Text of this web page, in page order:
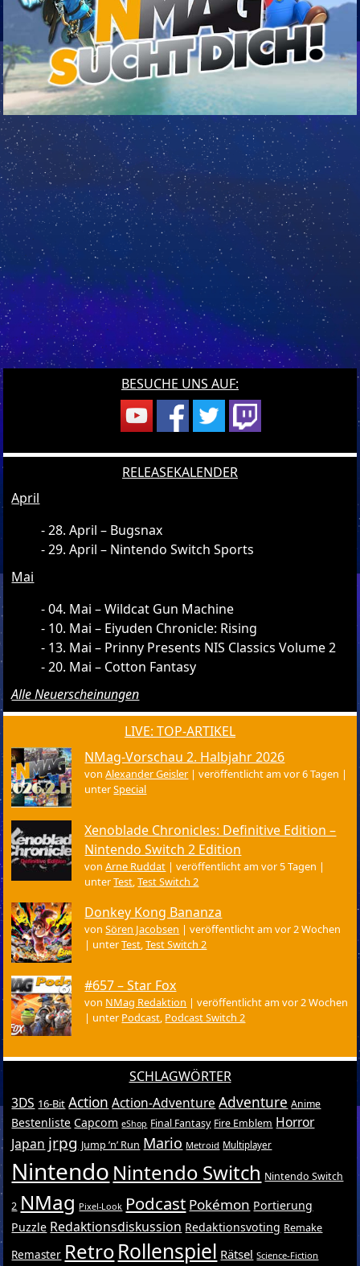
BESUCHE UNS AUF:
RELEASEKALENDER
April
28. April – Bugsnax
29. April – Nintendo Switch Sports
Mai
04. Mai – Wildcat Gun Machine
10. Mai – Eiyuden Chronicle: Rising
13. Mai – Prinny Presents NIS Classics Volume 2
20. Mai – Cotton Fantasy
Alle Neuerscheinungen
LIVE: TOP-ARTIKEL
NMag-Vorschau 2. Halbjahr 2026
vonAlexander Geisler |veröffentlicht am vor 6 Tagen |
unterSpecial
Xenoblade Chronicles: Definitive Edition –
Nintendo Switch 2 Edition
vonArne Ruddat |veröffentlicht am vor 5 Tagen |
unterTest,Test Switch 2
Donkey Kong Bananza
vonSören Jacobsen |veröffentlicht am vor 2 Wochen
| unterTest,Test Switch 2
#657 – Star Fox
von NMag Redaktion |veröffentlicht am vor 2 Wochen
| unter Podcast, Podcast Switch 2
SCHLAGWÖRTER
3DS 16-Bit Action Action-Adventure Adventure Anime
Bestenliste Capcom eShop Final Fantasy Fire Emblem Horror
Japan jrpg Jump ’n’ Run Mario Metroid Multiplayer
Nintendo Nintendo Switch Nintendo Switch
2 NMag Pixel-Look Podcast Pokémon Portierung
Puzzle Redaktionsdiskussion Redaktionsvoting Remake
Remaster RetroRollenspiel Rätsel Science-Fiction